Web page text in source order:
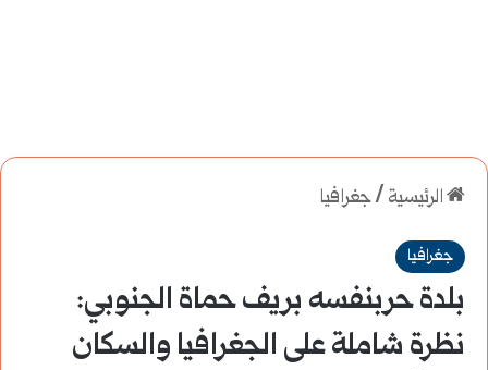
الرئيسية /جغرافيا
جغرافيا
بلدة حربنفسه بريف حماة الجنوبي:
نظرة شاملة على الجغرافيا والسكان